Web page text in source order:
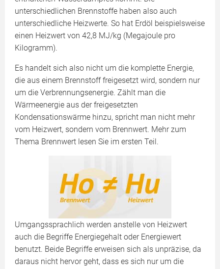
unterschiedlichen Brennstoffe haben also auch
unterschiedliche Heizwerte. So hat Erdöl beispielsweise
einen Heizwert von 42,8 MJ/kg (Megajoule pro
Kilogramm).
Es handelt sich also nicht um die komplette Energie,
die aus einem Brennstoff freigesetzt wird, sondern nur
um die Verbrennungsenergie. Zählt man die
Wärmeenergie aus der freigesetzten
Kondensationswärme hinzu, spricht man nicht mehr
vom Heizwert, sondern vom Brennwert. Mehr zum
Thema Brennwert lesen Sie im ersten Teil.
Umgangssprachlich werden anstelle von Heizwert
auch die Begriffe Energiegehalt oder Energiewert
benutzt. Beide Begriffe erweisen sich als unpräzise, da
daraus nicht hervor geht, dass es sich nur um die